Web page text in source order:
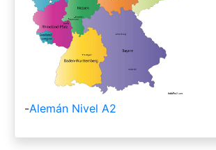
-Alemán Nivel A2